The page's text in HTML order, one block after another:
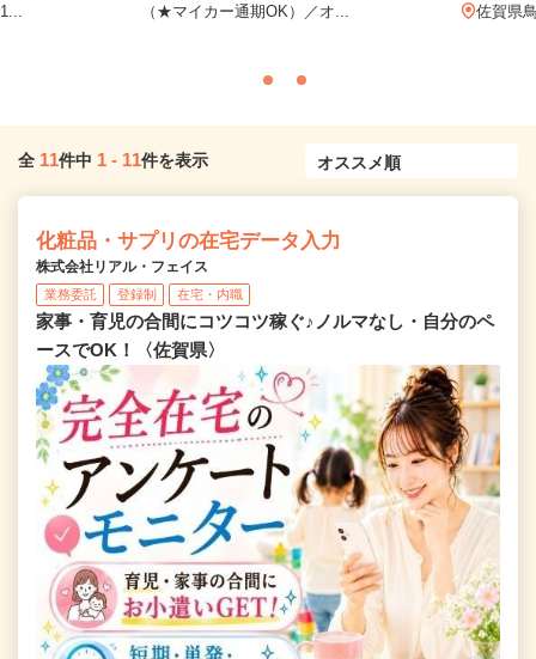
（★マイカー通期OK）／オ...
佐賀県
全 11件中 1 - 11件を表示
化粧品・サプリの在宅データ入力
株式会社リアル・フェイス
業務委託 登録制 在宅・内職
家事・育児の合間にコツコツ稼ぐ♪ノルマなし・自分のペ
ースでOK！〈佐賀県〉